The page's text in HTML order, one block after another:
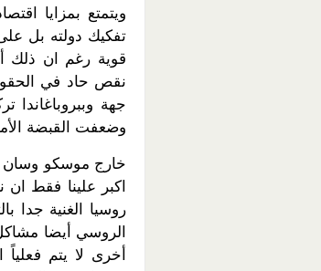
ويتمتع بمزايا
تفكيك دولته بل
قوية رغم ان ذلك
نقص حاد في
جهة
وضعفت القبضة
خارج موسكو وسان
اكبر علينا فقط ان
روسيا الغنية جدا
الروسي أيضا
أخرى لا يتم